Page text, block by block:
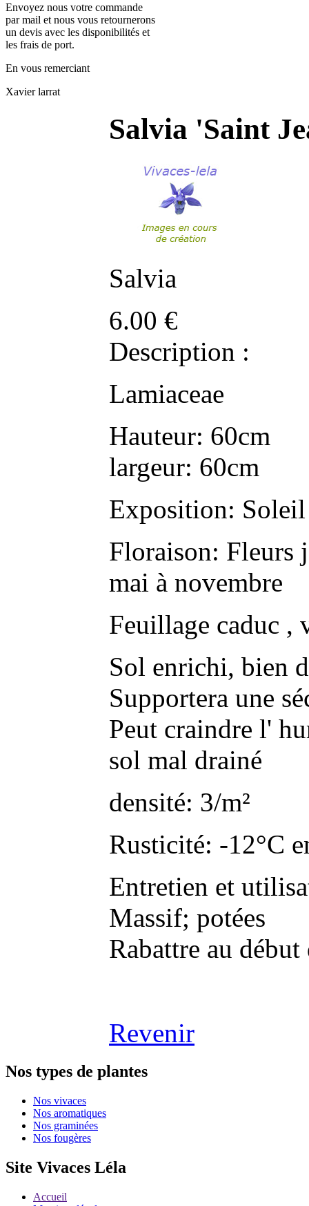
Envoyez nous votre commande
par mail et nous vous retournerons
un devis avec les disponibilités et
les frais de port.
En vous remerciant
Xavier larrat
Salvia 'Saint
Salvia
6.00 €
Description :
Lamiaceae
Hauteur: 60cm
largeur: 60cm
Exposition: Soleil
Floraison: Fleurs
mai à novembre
Feuillage caduc ,
Sol enrichi, bien
Supportera une
Peut craindre l'
sol mal drainé
densité: 3/m²
Rusticité: -12°C
Entretien et
Massif; potées
Rabattre au
Revenir
Nos types de plantes
Nos vivaces
Nos aromatiques
Nos graminées
Nos fougères
Site Vivaces Léla
Accueil